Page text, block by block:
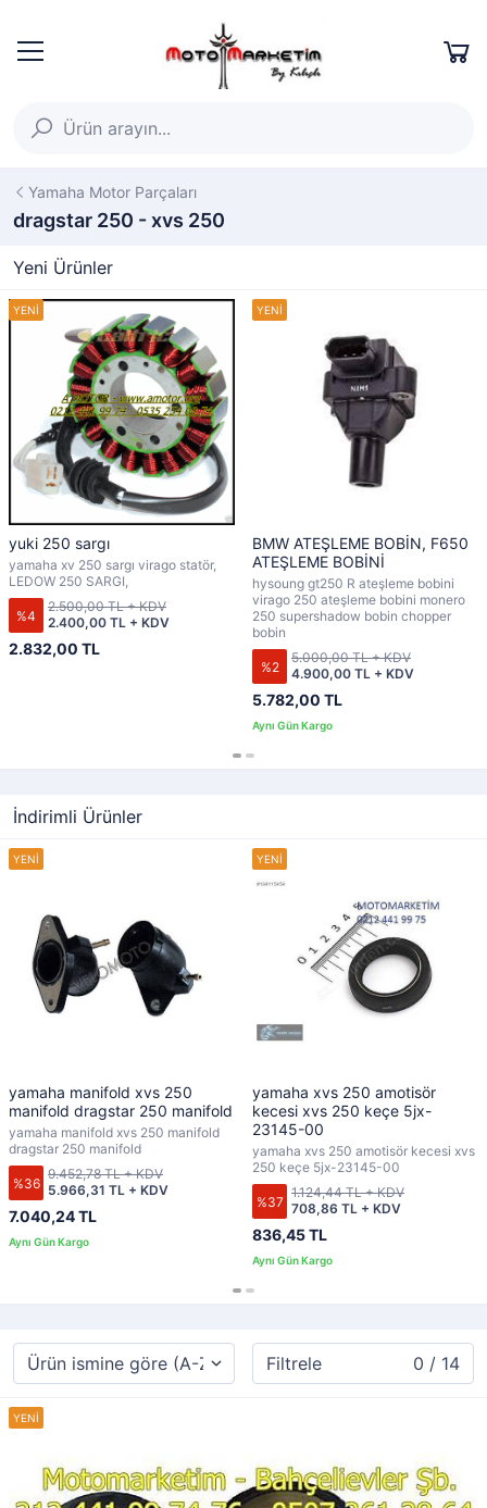
Yamaha Motor Parçaları
dragstar 250 - xvs 250
Yeni Ürünler
yuki 250 sargı
yamaha xv 250 sargı virago statör,
LEDOW 250 SARGI,
%4
2.832,00 TL
2.400,00 TL + KDV
2.500,00 TL + KDV
BMW ATEŞLEME BOBİN, F650
ATEŞLEME BOBİNİ
hysoung gt250 R ateşleme bobini
virago 250 ateşleme bobini monero
250 supershadow bobin chopper
bobin
%2
5.782,00 TL
4.900,00 TL + KDV
5.000,00 TL + KDV
İndirimli Ürünler
yamaha manifold xvs 250
manifold dragstar 250 manifold
yamaha manifold xvs 250 manifold
dragstar 250 manifold
%36
7.040,24 TL
5.966,31 TL + KDV
9.452,78 TL + KDV
yamaha xvs 250 amotisör
kecesi xvs 250 keçe 5jx-
23145-00
yamaha xvs 250 amotisör kecesi xvs
250 keçe 5jx-23145-00
%37
836,45 TL
708,86 TL + KDV
1.124,44 TL + KDV
Filtrele 0 / 14